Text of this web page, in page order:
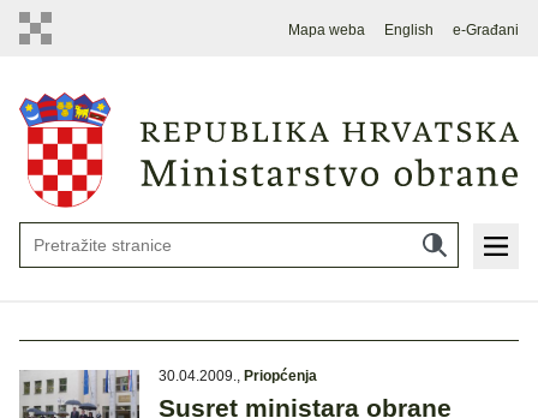
Mapa weba English e-Građani
30.04.2009., Priopćenja
Susret ministara obrane